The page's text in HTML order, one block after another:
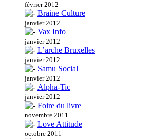
février 2012
Braine Culture
janvier 2012
Vax Info
janvier 2012
L’arche Bruxelles
janvier 2012
Samu Social
janvier 2012
Alpha-Tic
janvier 2012
Foire du livre
novembre 2011
Love Attitude
octobre 2011